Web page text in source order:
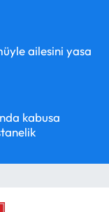
ailesini yasa
kabusa